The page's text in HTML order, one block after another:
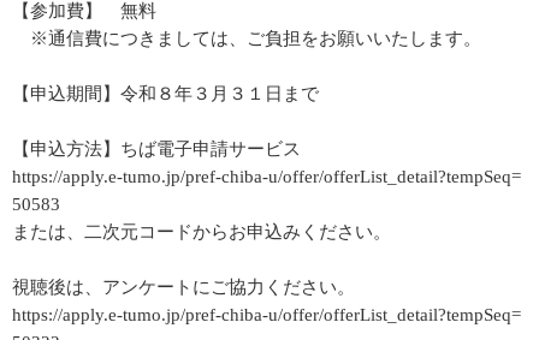
【参加費】 無料
※通信費につきましては、ご負担をお願いいたします。
【申込期間】令和８年３月３１日まで
【申込方法】ちば電子申請サービス
https://apply.e-tumo.jp/pref-chiba-u/offer/offerList_detail?tempSeq=
50583
または、二次元コードからお申込みください。
視聴後は、アンケートにご協力ください。
https://apply.e-tumo.jp/pref-chiba-u/offer/offerList_detail?tempSeq=